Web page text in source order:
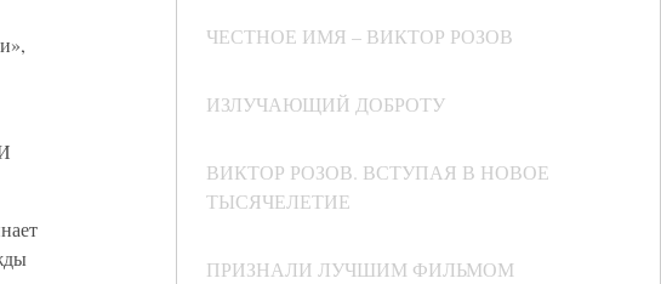
ЧЕСТНОЕ ИМЯ – ВИКТОР РОЗОВ
ИЗЛУЧАЮЩИЙ ДОБРОТУ
ВИКТОР РОЗОВ. ВСТУПАЯ В НОВОЕ
ТЫСЯЧЕЛЕТИЕ
ПРИЗНАЛИ ЛУЧШИМ ФИЛЬМОМ